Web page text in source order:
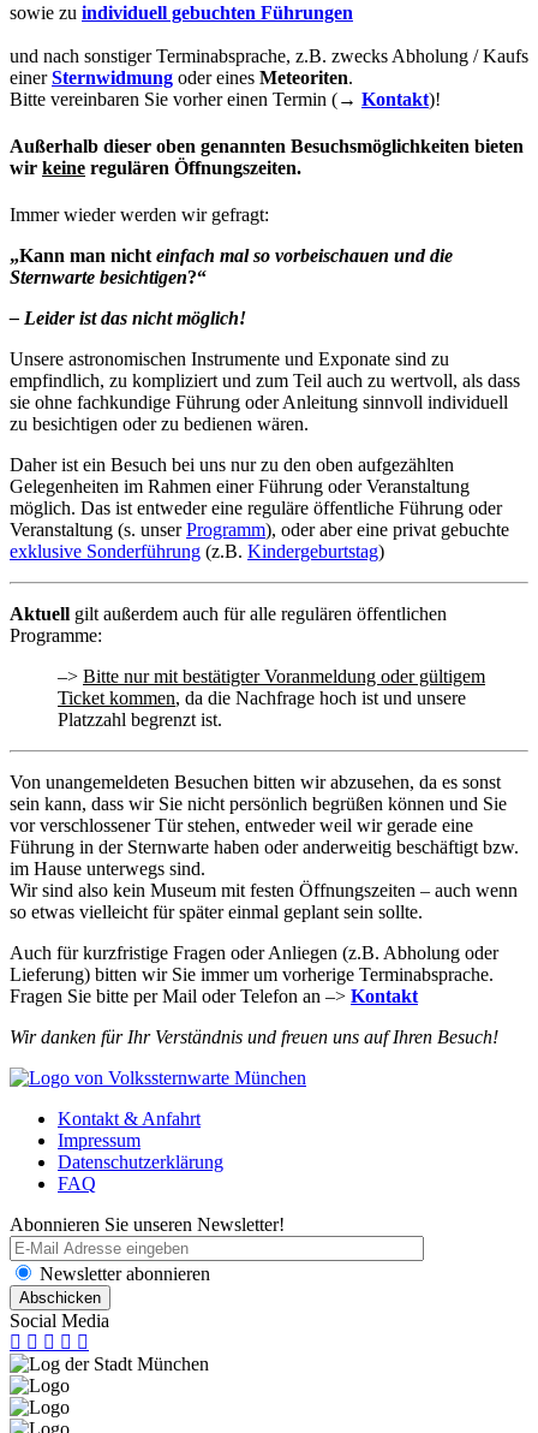
sowie zu individuell gebuchten Führungen
und nach sonstiger Terminabsprache, z.B. zwecks Abholung / Kaufs
einerSternwidmung oder eines Meteoriten.
Bitte vereinbaren Sie vorher einen Termin (→ Kontakt)!
Außerhalb dieser oben genannten Besuchsmöglichkeiten bieten
wir keine regulären Öffnungszeiten.
Immer wieder werden wir gefragt:
„Kann man nicht einfach mal so vorbeischauen und die
Sternwarte besichtigen?“
– Leider ist das nicht möglich!
Unsere astronomischen Instrumente und Exponate sind zu
empfindlich, zu kompliziert und zum Teil auch zu wertvoll, als dass
sie ohne fachkundige Führung oder Anleitung sinnvoll individuell
zu besichtigen oder zu bedienen wären.
Daher ist ein Besuch bei uns nur zu den oben aufgezählten
Gelegenheiten im Rahmen einer Führung oder Veranstaltung
möglich. Das ist entweder eine reguläre öffentliche Führung oder
Veranstaltung (s. unserProgramm), oder aber eine privat gebuchte
exklusive Sonderführung (z.B. Kindergeburtstag)
Aktuell gilt außerdem auch für alle regulären öffentlichen
Programme:
–> Bitte nur mit bestätigter Voranmeldung oder gültigem
Ticket kommen, da die Nachfrage hoch ist und unsere
Platzzahl begrenzt ist.
Von unangemeldeten Besuchen bitten wir abzusehen, da es sonst
sein kann, dass wir Sie nicht persönlich begrüßen können und Sie
vor verschlossener Tür stehen, entweder weil wir gerade eine
Führung in der Sternwarte haben oder anderweitig beschäftigt bzw.
im Hause unterwegs sind.
Wir sind also kein Museum mit festen Öffnungszeiten – auch wenn
so etwas vielleicht für später einmal geplant sein sollte.
Auch für kurzfristige Fragen oder Anliegen (z.B. Abholung oder
Lieferung) bitten wir Sie immer um vorherige Terminabsprache.
Fragen Sie bitte per Mail oder Telefon an –> Kontakt
Wir danken für Ihr Verständnis und freuen uns auf Ihren Besuch!
Kontakt & Anfahrt
Impressum
Datenschutzerklärung
FAQ
Abonnieren Sie unseren Newsletter!
Newsletter abonnieren
Social Media